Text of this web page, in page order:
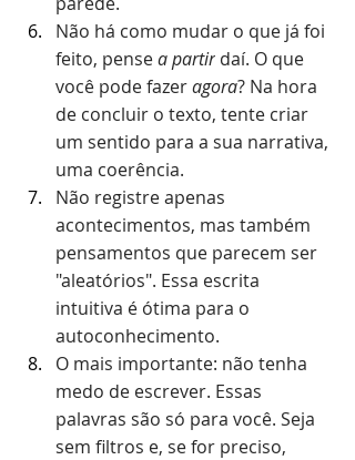
Não há como mudar o que já foi
feito, pense a partir daí. O que
você pode fazer agora? Na hora
de concluir o texto, tente criar
um sentido para a sua narrativa,
uma coerência.
Não registre apenas
acontecimentos, mas também
pensamentos que parecem ser
"aleatórios". Essa escrita
intuitiva é ótima para o
autoconhecimento.
O mais importante: não tenha
medo de escrever. Essas
palavras são só para você. Seja
sem filtros e, se for preciso,